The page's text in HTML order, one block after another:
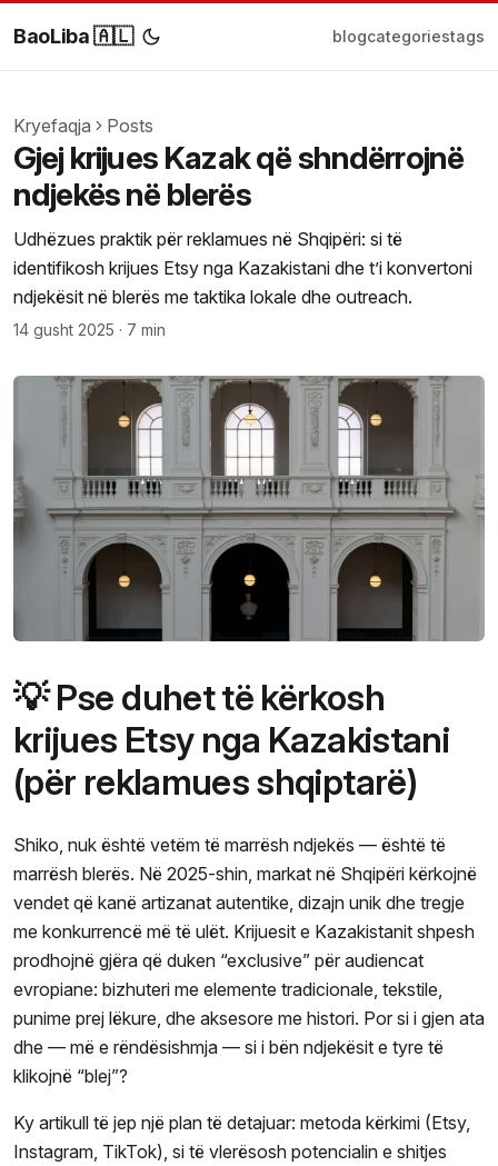
BaoLiba 🇦🇱 blogcategoriestags
Kryefaqja Posts
Gjej krijues Kazak që shndërrojnë
ndjekës në blerës
Udhëzues praktik për reklamues në Shqipëri: si të
identifikosh krijues Etsy nga Kazakistani dhe t’i konvertoni
ndjekësit në blerës me taktika lokale dhe outreach.
14 gusht 2025 · 7 min
💡 Pse duhet të kërkosh
krijues Etsy nga Kazakistani
(për reklamues shqiptarë)
Shiko, nuk është vetëm të marrësh ndjekës — është të
marrësh blerës. Në 2025-shin, markat në Shqipëri kërkojnë
vendet që kanë artizanat autentike, dizajn unik dhe tregje
me konkurrencë më të ulët. Krijuesit e Kazakistanit shpesh
prodhojnë gjëra që duken “exclusive” për audiencat
evropiane: bizhuteri me elemente tradicionale, tekstile,
punime prej lëkure, dhe aksesore me histori. Por si i gjen ata
dhe — më e rëndësishmja — si i bën ndjekësit e tyre të
klikojnë “blej”?
Ky artikull të jep një plan të detajuar: metoda kërkimi (Etsy,
Instagram, TikTok), si të vlerësosh potencialin e shitjes